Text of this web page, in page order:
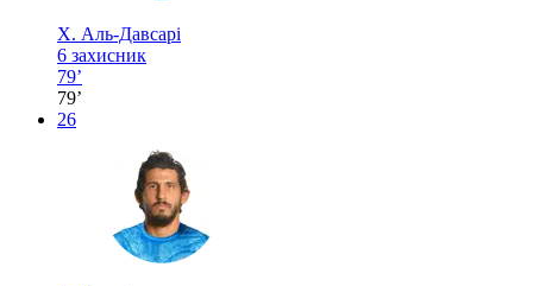
Х. Аль-Давсарі
6 захисник
79’
79’
26